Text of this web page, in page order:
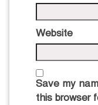
Website
Save my
this browser